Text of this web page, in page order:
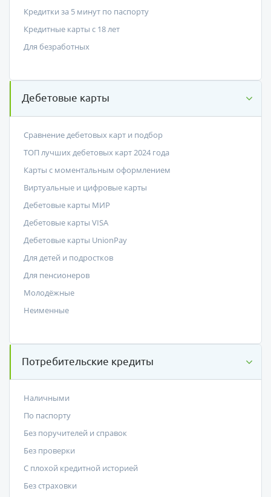
Кредитки за 5 минут по паспорту
Кредитные карты с 18 лет
Для безработных
Дебетовые карты
Сравнение дебетовых карт и подбор
ТОП лучших дебетовых карт 2024 года
Карты с моментальным оформлением
Виртуальные и цифровые карты
Дебетовые карты МИР
Дебетовые карты VISA
Дебетовые карты UnionPay
Для детей и подростков
Для пенсионеров
Молодёжные
Неименные
Потребительские кредиты
Наличными
По паспорту
Без поручителей и справок
Без проверки
С плохой кредитной историей
Без страховки